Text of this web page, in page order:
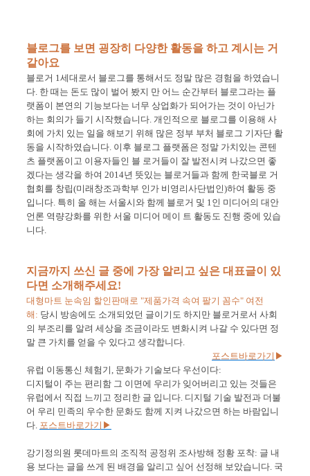
블로그를 보면 굉장히 다양한 활동을 하고 계시는 거
같아요
블로거 1 세대로서 블로그를 통해서도 정말 많은 경험을 하였습니
다 한 때는 돈도 많이 벌어 봤지 만 어느 순간부터 블로그라는 플
랫폼이 본연의 기능보다는 너무 상업화가 되어가는 것이 아닌가
하는 회의가 들기 시작했습니다 개인적으로 블로그를 이용해 사
회에 가치 있는 일을 해보기 위해 많은 정부 부처 블로그 기자단 활
동을 시작하였습니다 이후 블로그 플랫폼은 정말 가치있는 콘텐
츠 플랫폼이고 이용자들인 블 로거들이 잘 발전시켜 나갔으면 좋
겠다는 생각을 하여 2014년 뜻있는 블로거들과 함께 한국블로 거
협회를 창립(미래창조과학부 인가 비영리사단법인)하여 활동 중
입니다 특히 올 해는 서울시와 함께 블로거 및 1 인 미디어의 대안
언론 역량강화를 위한 서울 미디어 메이 트 활동도 진행 중에 있습
니다
지금까지 쓰신 글 중에 가장 알리고 싶은 대표글이 있
다면 소개해주세요!
대형마트 눈속임 할인판매로 "제품가격 속여 팔기 꼼수" 여전
해: 당시 방송에도 소개되었던 글이기도 하지만 블로거로서 사회
의 부조리를 알려 세상을 조금이라도 변화시켜 나갈 수 있다면 정
말 큰 가치를 얻을 수 있다고 생각합니다
포스트바로가기 ▶
유럽 이동통신 체험기 문화가 기술보다 우선이다:
디지털이 주는 편리함 그 이면에 우리가 잊어버리고 있는 것들은
유럽에서 직접 느끼고 정리한 글 입니다 디지털 기술 발전과 더불
어 우리 민족의 우수한 문화도 함께 지켜 나갔으면 하는 바람입니
다 포스트바로가기 ▶
강기정의원 롯데마트의 조직적 공정위 조사방해 정황 포착: 글 내
용 보다는 글을 쓰게 된 배경을 알리고 싶어 선정해 보았습니다 국